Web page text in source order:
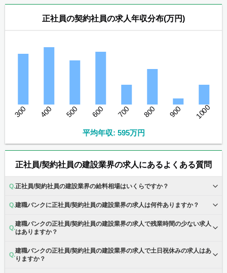
正社員の契約社員の求人年収分布(万円)
300 400 500 600 700 800 900 1000
平均年収: 595万円
正社員/契約社員の建設業界の求人にあるよくある質問
正社員/契約社員の建設業界の給料相場はいくらですか？
建職バンクに正社員/契約社員の建設業界の求人は何件ありますか？
建職バンクの正社員/契約社員の建設業界の求人で残業時間の少ない求人
はありますか？
建職バンクの正社員/契約社員の建設業界の求人で土日祝休みの求人はあ
りますか？